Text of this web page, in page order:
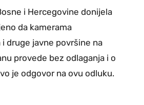
i Hercegovine donijela
da kamerama
druge javne površine na
provede bez odlaganja i o
je odgovor na ovu odluku.